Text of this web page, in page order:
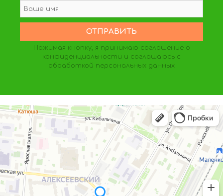
Нажимая кнопку, я принимаю соглашение о
конфиденциальности и соглашаюсь с
обработкой персональных данных